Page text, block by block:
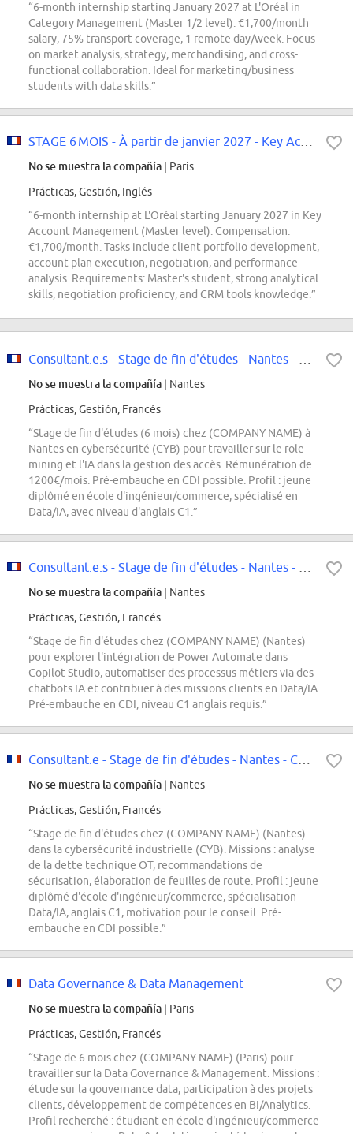
“6-month internship starting January 2027 at L'Oréal in
Category Management (Master 1/2 level). €1,700/month
salary, 75% transport coverage, 1 remote day/week. Focus
on market analysis, strategy, merchandising, and cross-
functional collaboration. Ideal for marketing/business
students with data skills.”
No se muestra la compañía | Paris
Prácticas, Gestión, Inglés
“6-month internship at L'Oréal starting January 2027 in Key
Account Management (Master level). Compensation:
€1,700/month. Tasks include client portfolio development,
account plan execution, negotiation, and performance
analysis. Requirements: Master's student, strong analytical
skills, negotiation proficiency, and CRM tools knowledge.”
No se muestra la compañía | Nantes
Prácticas, Gestión, Francés
“Stage de fin d'études (6 mois) chez (COMPANY NAME) à
Nantes en cybersécurité (CYB) pour travailler sur le role
mining et l'IA dans la gestion des accès. Rémunération de
1200€/mois. Pré-embauche en CDI possible. Profil : jeune
diplômé en école d'ingénieur/commerce, spécialisé en
Data/IA, avec niveau d'anglais C1.”
No se muestra la compañía | Nantes
Prácticas, Gestión, Francés
“Stage de fin d'études chez (COMPANY NAME) (Nantes)
pour explorer l'intégration de Power Automate dans
Copilot Studio, automatiser des processus métiers via des
chatbots IA et contribuer à des missions clients en Data/IA.
Pré-embauche en CDI, niveau C1 anglais requis.”
No se muestra la compañía | Nantes
Prácticas, Gestión, Francés
“Stage de fin d'études chez (COMPANY NAME) (Nantes)
dans la cybersécurité industrielle (CYB). Missions : analyse
de la dette technique OT, recommandations de
sécurisation, élaboration de feuilles de route. Profil : jeune
diplômé d'école d'ingénieur/commerce, spécialisation
Data/IA, anglais C1, motivation pour le conseil. Pré-
embauche en CDI possible.”
Data Governance & Data Management
No se muestra la compañía | Paris
Prácticas, Gestión, Francés
“Stage de 6 mois chez (COMPANY NAME) (Paris) pour
travailler sur la Data Governance & Management. Missions :
étude sur la gouvernance data, participation à des projets
clients, développement de compétences en BI/Analytics.
Profil recherché : étudiant en école d'ingénieur/commerce